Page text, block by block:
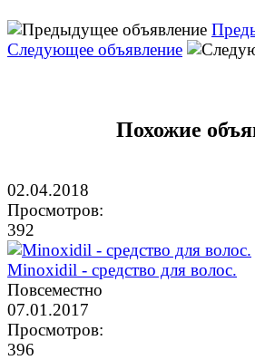
Следующее объявление
Похожие
02.04.2018
Просмотров:
392
Minoxidil - средство для волос.
Повсеместно
07.01.2017
Просмотров:
396